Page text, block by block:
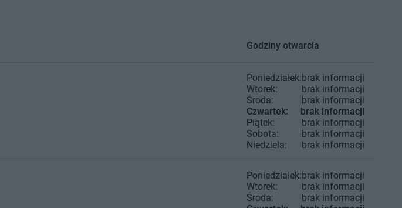
Godziny otwarcia
Poniedziałek:brak informacji
Wtorek:
brak informacji
Środa:
brak informacji
Czwartek:
brak informacji
Piątek:
brak informacji
Sobota:
brak informacji
Niedziela:
brak informacji
Poniedziałek:brak informacji
Wtorek:
brak informacji
Środa:
brak informacji